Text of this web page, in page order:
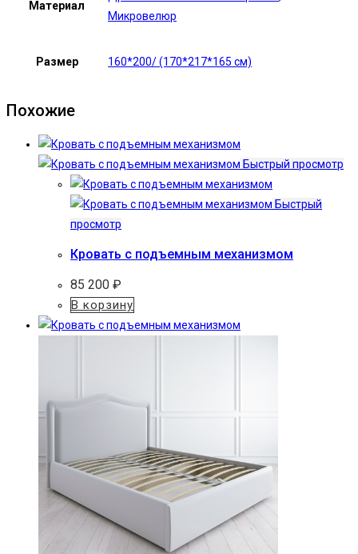
Материал
Микровелюр
Размер 160*200/ (170*217*165 см)
Похожие
Быстрый просмотр
Быстрый
просмотр
Кровать с подъемным механизмом
85 200 ₽
В корзину